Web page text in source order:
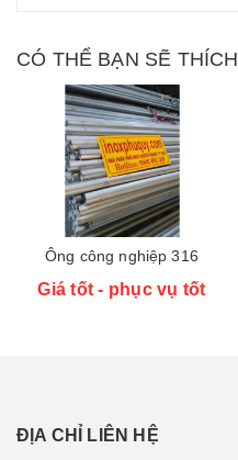
CÓ THỂ BẠN SẼ THÍCH
Ông công nghiệp 316
Giá tốt - phục vụ tốt
ĐỊA CHỈ LIÊN HỆ